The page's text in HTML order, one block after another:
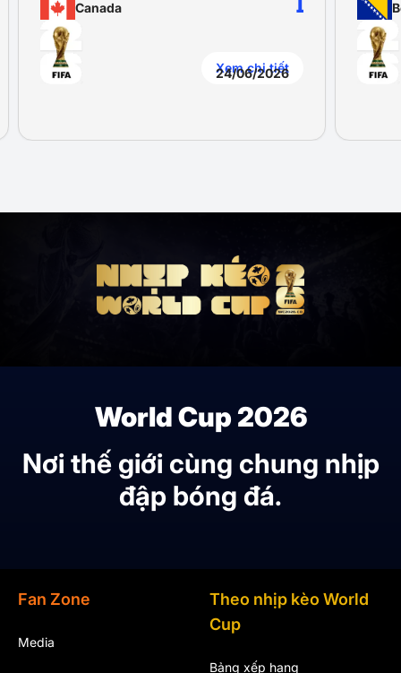
24/06/2026
Canada
1
Xem chi tiết
World Cup 2026
Nơi thế giới cùng chung nhịp
đập bóng đá.
Fan Zone
Media
Theo nhịp kèo World
Cup
Bảng xếp hạng